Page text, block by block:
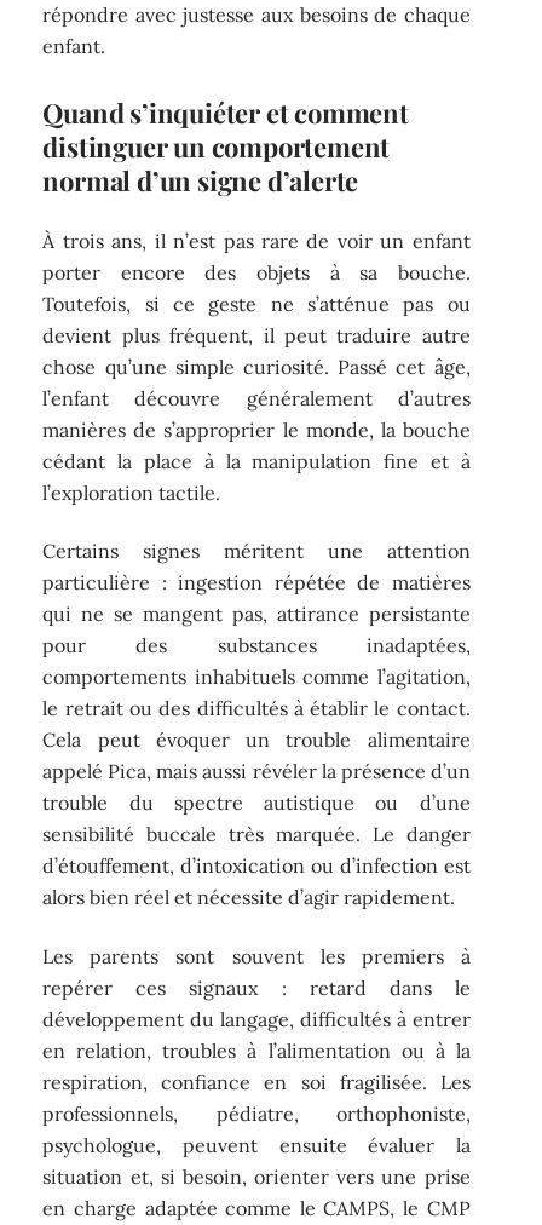
répondre avec justesse aux besoins de chaque
enfant.
Quand s’inquiéter et comment
distinguer un comportement
normal d’un signe d’alerte
À trois ans, il n’est pas rare de voir un enfant
porter encore des objets à sa bouche.
Toutefois, si ce geste ne s’atténue pas ou
devient plus fréquent, il peut traduire autre
chose qu’une simple curiosité. Passé cet âge,
l’enfant découvre généralement d’autres
manières de s’approprier le monde, la bouche
cédant la place à la manipulation fine et à
l’exploration tactile.
Certains signes méritent une attention
particulière : ingestion répétée de matières
qui ne se mangent pas, attirance persistante
pour des substances inadaptées,
comportements inhabituels comme l’agitation,
le retrait ou des difficultés à établir le contact.
Cela peut évoquer un trouble alimentaire
appelé Pica, mais aussi révéler la présence d’un
trouble du spectre autistique ou d’une
sensibilité buccale très marquée. Le danger
d’étouffement, d’intoxication ou d’infection est
alors bien réel et nécessite d’agir rapidement.
Les parents sont souvent les premiers à
repérer ces signaux : retard dans le
développement du langage, difficultés à entrer
en relation, troubles à l’alimentation ou à la
respiration, confiance en soi fragilisée. Les
professionnels, pédiatre, orthophoniste,
psychologue, peuvent ensuite évaluer la
situation et, si besoin, orienter vers une prise
en charge adaptée comme le CAMPS, le CMP